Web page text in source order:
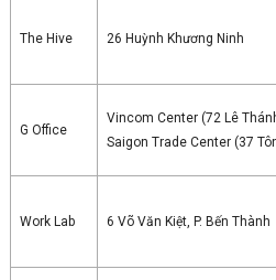
The Hive 26 Huỳnh Khương Ninh
G Office
Vincom Center (72 Lê
Saigon Trade Center (37
Work Lab 6 Võ Văn Kiệt, P. Bến Thành